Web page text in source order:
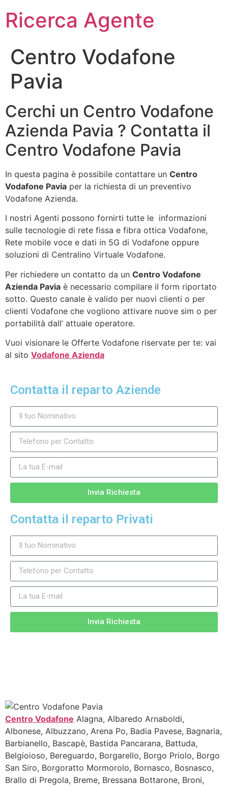
Ricerca Agente
Centro Vodafone
Pavia
Cerchi un Centro Vodafone
Azienda Pavia ? Contatta il
Centro Vodafone Pavia
In questa pagina è possibile contattare un Centro
Vodafone Pavia per la richiesta di un preventivo
Vodafone Azienda.
I nostri Agenti possono fornirti tutte le informazioni
sulle tecnologie di rete fissa e fibra ottica Vodafone,
Rete mobile voce e dati in 5G di Vodafone oppure
soluzioni di Centralino Virtuale Vodafone.
Per richiedere un contatto da un Centro Vodafone
Azienda Pavia è necessario compilare il form riportato
sotto. Questo canale è valido per nuovi clienti o per
clienti Vodafone che vogliono attivare nuove sim o per
portabilità dall’ attuale operatore.
Vuoi visionare le Offerte Vodafone riservate per te: vai
al sito Vodafone Azienda
Contatta il reparto Aziende
Invia Richiesta
Contatta il reparto Privati
Invia Richiesta
Centro Vodafone Alagna, Albaredo Arnaboldi,
Albonese, Albuzzano, Arena Po, Badia Pavese, Bagnaria,
Barbianello, Bascapè, Bastida Pancarana, Battuda,
Belgioioso, Bereguardo, Borgarello, Borgo Priolo, Borgo
San Siro, Borgoratto Mormorolo, Bornasco, Bosnasco,
Brallo di Pregola, Breme, Bressana Bottarone, Broni,